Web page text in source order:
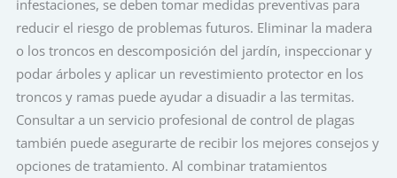
infestaciones, se deben tomar medidas preventivas para
reducir el riesgo de problemas futuros. Eliminar la madera
o los troncos en descomposición del jardín, inspeccionar y
podar árboles y aplicar un revestimiento protector en los
troncos y ramas puede ayudar a disuadir a las termitas.
Consultar a un servicio profesional de control de plagas
también puede asegurarte de recibir los mejores consejos y
opciones de tratamiento. Al combinar tratamientos